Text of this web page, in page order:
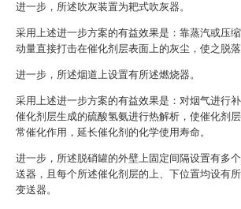
进一步，所述吹灰装置为耙式吹灰器。
采用上述进一步方案的有益效果是：靠蒸汽或压
动量直接打击在催化剂层表面上的灰尘，使之脱落
进一步，所述烟道上设置有所述燃烧器。
采用上述进一步方案的有益效果是：对烟气进行
催化剂层生成的硫酸氢氨进行热解析，使催化剂
常催化作用，延长催化剂的化学使用寿命。
进一步，所述脱硝罐的外壁上固定间隔设置有多
送器，且每个所述催化剂层的上、下位置均设有
变送器。